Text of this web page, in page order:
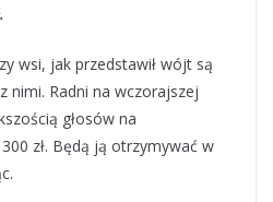
wsi, jak przedstawił wójt są
nimi. Radni na wczorajszej
głosów na
zł. Będą ją otrzymywać w